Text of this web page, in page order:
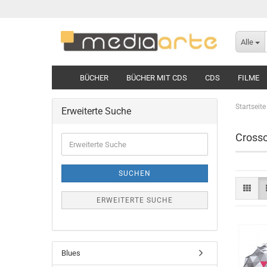
Alle
BÜCHER BÜCHER MIT CDS CDS FILME
Startseite
Erweiterte Suche
Suche
SUCHEN
ERWEITERTE SUCHE
Blues